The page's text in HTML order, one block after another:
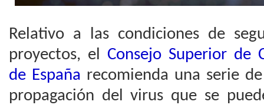
Relativo a las condiciones de
proyectos, el Consejo Superior de
de España recomienda una serie
propagación del virus que se